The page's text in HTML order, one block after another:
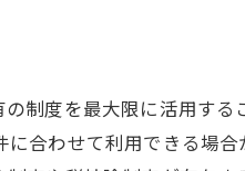
動産売却で成功するため
ロセスを理解する
制度を最大限に活用す
合わせて利用できる場